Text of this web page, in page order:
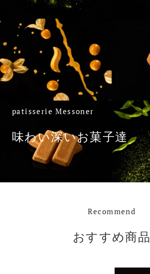
patisserie Messoner
味わい深いお菓子達
Recommend
おすすめ商品